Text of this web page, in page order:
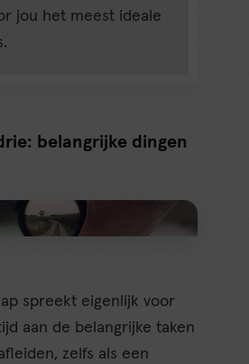
jou het meest ideale
belangrijke dingen
spreekt eigenlijk voor
aan de belangrijke taken
zelfs als een